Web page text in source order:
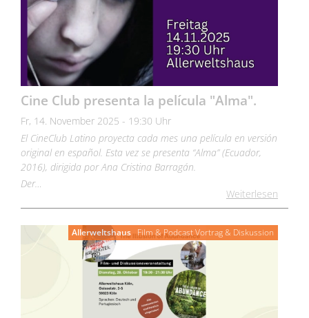
Cine Club presenta la película "Alma".
Fr, 14. November 2025 - 19:30 Uhr
El CineClub Latino proyecta cada mes una película en versión
original en español. Esta vez se presenta “Alma” (Ecuador,
2016), dirigida por Ana Cristina Barragán.
Der…
Weiterlesen
Allerweltshaus Film & Podcast Vortrag & Diskussion